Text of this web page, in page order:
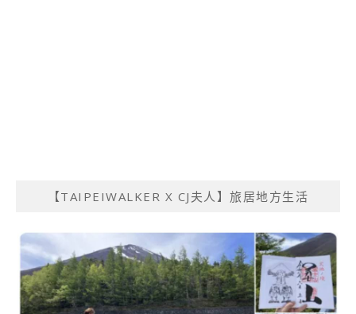
【TAIPEIWALKER X CJ夫人】旅居地方生活